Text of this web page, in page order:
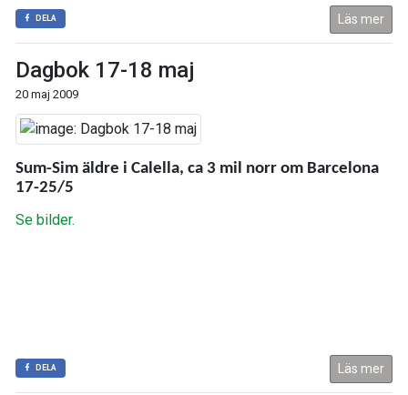
DELA Läs mer
Dagbok 17-18 maj
20 maj 2009
Sum-Sim äldre i Calella, ca 3 mil norr om Barcelona
17-25/5
Se bilder.
DELA Läs mer